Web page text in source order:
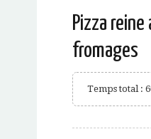
Pizza
fromages
Temps total :